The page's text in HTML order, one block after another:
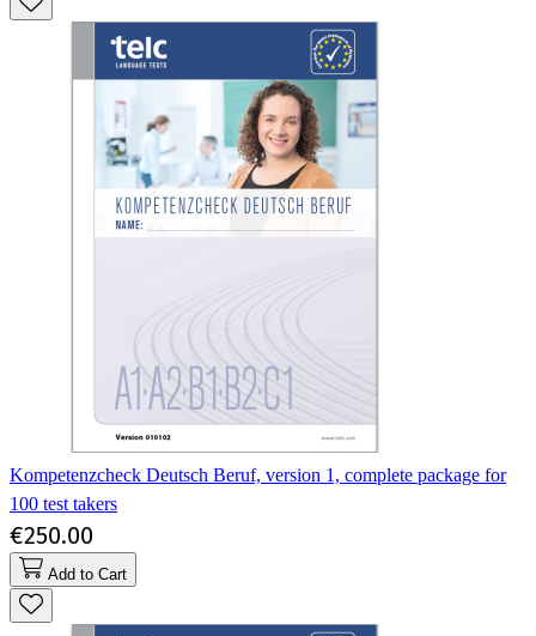
Kompetenzcheck Deutsch Beruf, version 1, complete package for
100 test takers
€250.00
Add to Cart